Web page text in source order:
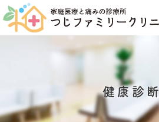
健康診断